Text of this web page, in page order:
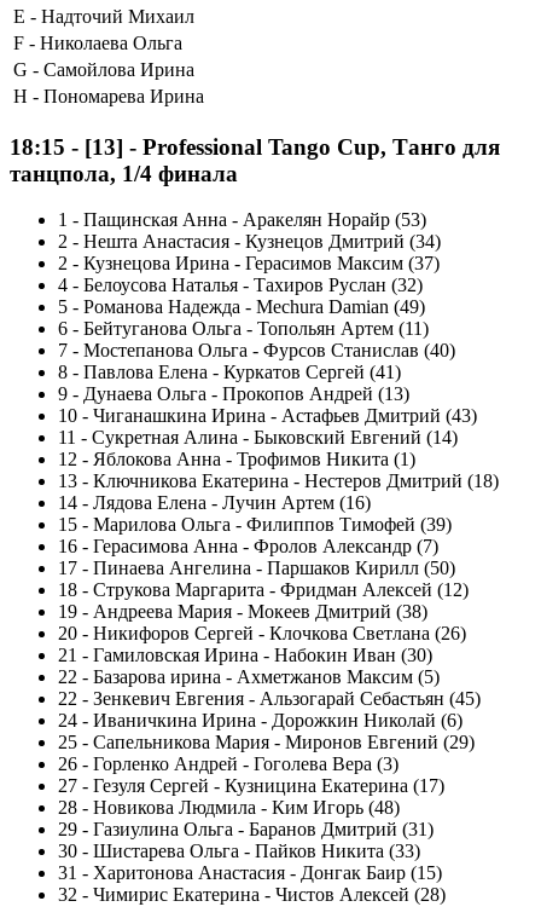
E - Надточий Михаил
F - Николаева Ольга
G - Самойлова Ирина
H - Пономарева Ирина
18:15 - [13] - Professional Tango Cup, Танго для
танцпола, 1/4 финала
1 - Пащинская Анна - Аракелян Норайр (53)
2 - Нешта Анастасия - Кузнецов Дмитрий (34)
2 - Кузнецова Ирина - Герасимов Максим (37)
4 - Белоусова Наталья - Тахиров Руслан (32)
5 - Романова Надежда - Mechura Damian (49)
6 - Бейтуганова Ольга - Топольян Артем (11)
7 - Мостепанова Ольга - Фурсов Станислав (40)
8 - Павлова Елена - Куркатов Сергей (41)
9 - Дунаева Ольга - Прокопов Андрей (13)
10 - Чиганашкина Ирина - Астафьев Дмитрий (43)
11 - Сукретная Алина - Быковский Евгений (14)
12 - Яблокова Анна - Трофимов Никита (1)
13 - Ключникова Екатерина - Нестеров Дмитрий (18)
14 - Лядова Елена - Лучин Артем (16)
15 - Марилова Ольга - Филиппов Тимофей (39)
16 - Герасимова Анна - Фролов Александр (7)
17 - Пинаева Ангелина - Паршаков Кирилл (50)
18 - Струкова Маргарита - Фридман Алексей (12)
19 - Андреева Мария - Мокеев Дмитрий (38)
20 - Никифоров Сергей - Клочкова Светлана (26)
21 - Гамиловская Ирина - Набокин Иван (30)
22 - Базарова ирина - Ахметжанов Максим (5)
22 - Зенкевич Евгения - Альзогарай Себастьян (45)
24 - Иваничкина Ирина - Дорожкин Николай (6)
25 - Сапельникова Мария - Миронов Евгений (29)
26 - Горленко Андрей - Гоголева Вера (3)
27 - Гезуля Сергей - Кузницина Екатерина (17)
28 - Новикова Людмила - Ким Игорь (48)
29 - Газиулина Ольга - Баранов Дмитрий (31)
30 - Шистарева Ольга - Пайков Никита (33)
31 - Харитонова Анастасия - Донгак Баир (15)
32 - Чимирис Екатерина - Чистов Алексей (28)